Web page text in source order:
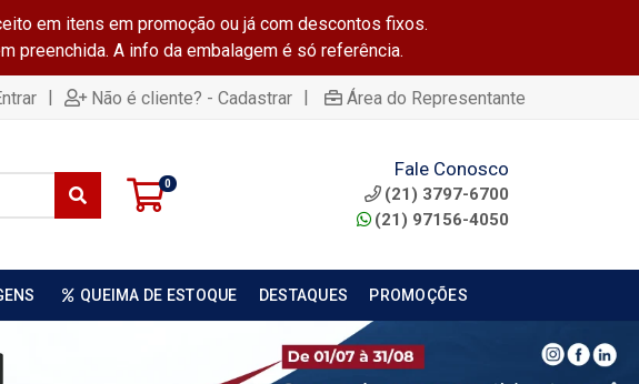
em itens em promoção ou já com descontos fixos.
preenchida. A info da embalagem é só referência.
| Não é cliente? - Cadastrar | Área do Representante
0
Fale Conosco
(21) 3797-6700
(21) 97156-4050
QUEIMA DE ESTOQUE DESTAQUES PROMOÇÕES